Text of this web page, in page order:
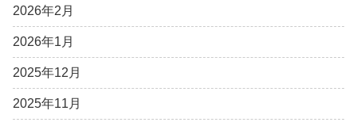
2026年2月
2026年1月
2025年12月
2025年11月